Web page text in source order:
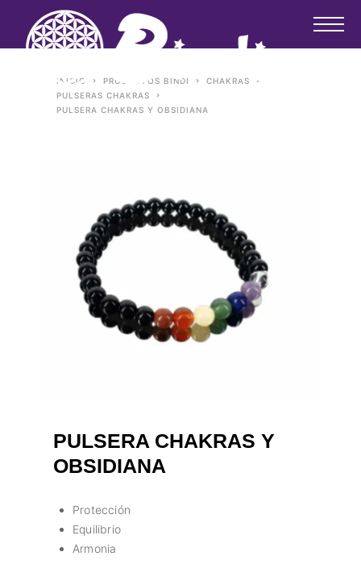
INICIO PRODUCTOS BINDI
CHAKRAS
PULSERAS CHAKRAS
PULSERA CHAKRAS Y OBSIDIANA
PULSERA CHAKRAS Y
OBSIDIANA
Protección
Equilibrio
Armonia